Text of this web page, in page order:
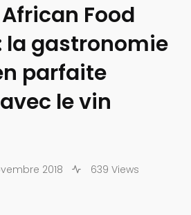
Food
la gastronomie
parfaite
le vin
2018
639 Views